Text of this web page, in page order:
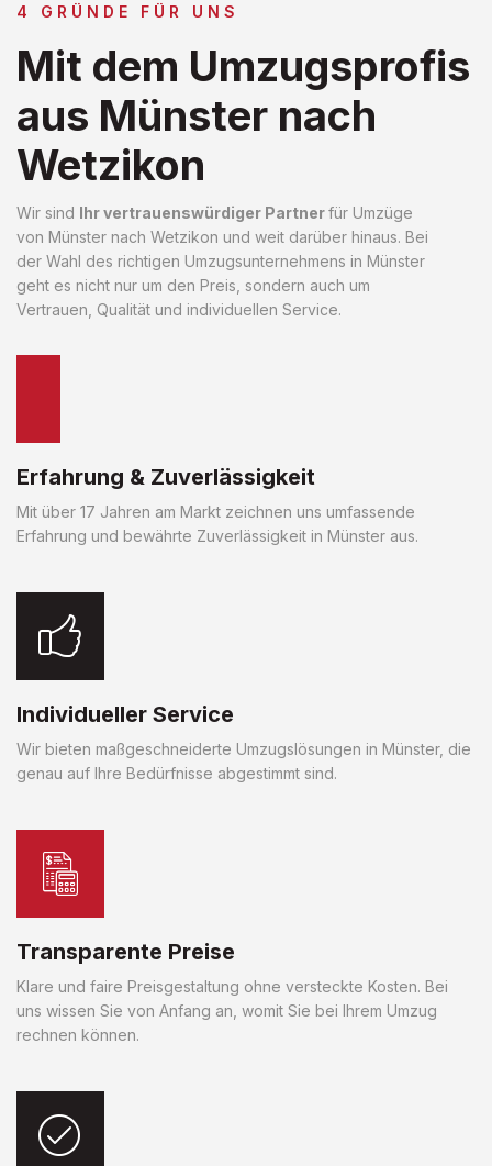
4 GRÜNDE FÜR UNS
Mit dem Umzugsprofis
aus Münster nach
Wetzikon
Wir sind Ihr vertrauenswürdiger Partnerfür Umzüge
von Münster nach Wetzikon und weit darüber hinaus. Bei
der Wahl des richtigen Umzugsunternehmens in Münster
geht es nicht nur um den Preis, sondern auch um
Vertrauen, Qualität und individuellen Service.
Erfahrung & Zuverlässigkeit
Mit über 17 Jahren am Markt zeichnen uns umfassende
Erfahrung und bewährte Zuverlässigkeit in Münster aus.
Individueller Service
Wir bieten maßgeschneiderte Umzugslösungen in Münster, die
genau auf Ihre Bedürfnisse abgestimmt sind.
Transparente Preise
Klare und faire Preisgestaltung ohne versteckte Kosten. Bei
uns wissen Sie von Anfang an, womit Sie bei Ihrem Umzug
rechnen können.